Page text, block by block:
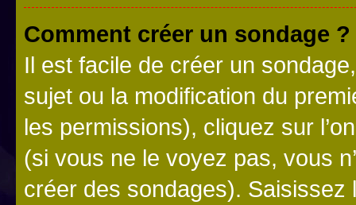
Comment créer un sondage ?
Il est facile de créer un
sujet ou la modification du
les permissions), cliquez sur
(si vous ne le voyez pas, vous
créer des sondages).